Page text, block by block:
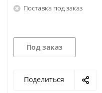
Поставка под заказ
Под заказ
Поделиться